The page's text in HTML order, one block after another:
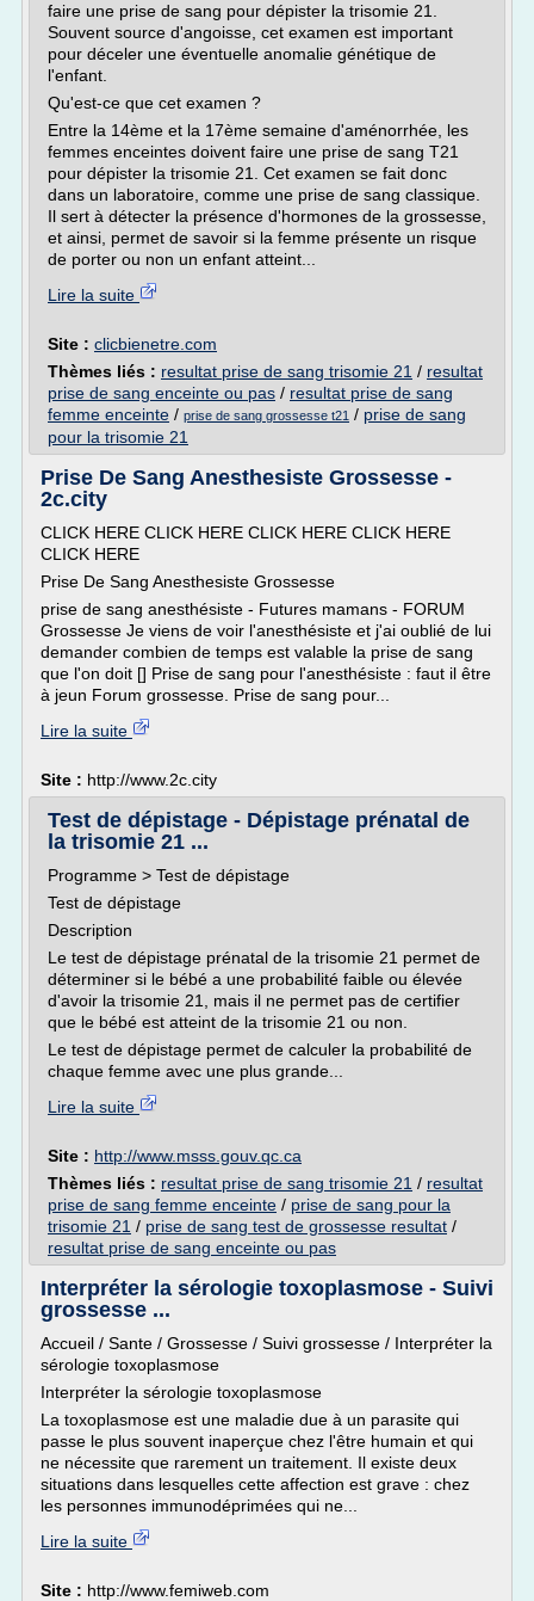
faire une prise de sang pour dépister la trisomie 21.
Souvent source d'angoisse, cet examen est important
pour déceler une éventuelle anomalie génétique de
l'enfant.
Qu'est-ce que cet examen ?
Entre la 14ème et la 17ème semaine d'aménorrhée, les
femmes enceintes doivent faire une prise de sang T21
pour dépister la trisomie 21. Cet examen se fait donc
dans un laboratoire, comme une prise de sang classique.
Il sert à détecter la présence d'hormones de la grossesse,
et ainsi, permet de savoir si la femme présente un risque
de porter ou non un enfant atteint...
Lire la suite
Site : clicbienetre.com
Thèmes liés : resultat prise de sang trisomie 21 / resultat
prise de sang enceinte ou pas / resultat prise de sang
femme enceinte / prise de sang grossesse t21 / prise de sang
pour la trisomie 21
Prise De Sang Anesthesiste Grossesse -
2c.city
CLICK HERE CLICK HERE CLICK HERE CLICK HERE
CLICK HERE
Prise De Sang Anesthesiste Grossesse
prise de sang anesthésiste - Futures mamans - FORUM
Grossesse Je viens de voir l'anesthésiste et j'ai oublié de lui
demander combien de temps est valable la prise de sang
que l'on doit [] Prise de sang pour l'anesthésiste : faut il être
à jeun Forum grossesse. Prise de sang pour...
Lire la suite
Site : http://www.2c.city
Test de dépistage - Dépistage prénatal de
la trisomie 21 ...
Programme > Test de dépistage
Test de dépistage
Description
Le test de dépistage prénatal de la trisomie 21 permet de
déterminer si le bébé a une probabilité faible ou élevée
d'avoir la trisomie 21, mais il ne permet pas de certifier
que le bébé est atteint de la trisomie 21 ou non.
Le test de dépistage permet de calculer la probabilité de
chaque femme avec une plus grande...
Lire la suite
Site : http://www.msss.gouv.qc.ca
Thèmes liés : resultat prise de sang trisomie 21 / resultat
prise de sang femme enceinte / prise de sang pour la
trisomie 21 / prise de sang test de grossesse resultat /
resultat prise de sang enceinte ou pas
Interpréter la sérologie toxoplasmose - Suivi
grossesse ...
Accueil / Sante / Grossesse / Suivi grossesse / Interpréter la
sérologie toxoplasmose
Interpréter la sérologie toxoplasmose
La toxoplasmose est une maladie due à un parasite qui
passe le plus souvent inaperçue chez l'être humain et qui
ne nécessite que rarement un traitement. Il existe deux
situations dans lesquelles cette affection est grave : chez
les personnes immunodéprimées qui ne...
Lire la suite
Site : http://www.femiweb.com